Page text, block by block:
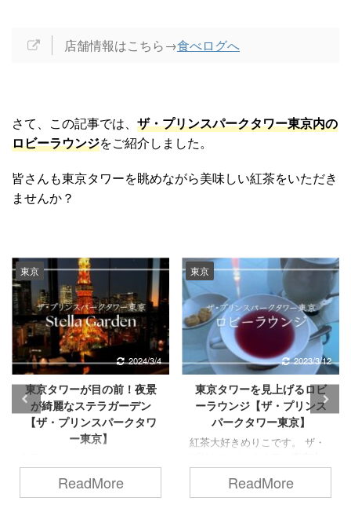
店舗情報はこちら→食べログへ
さて、この記事では、 ザ・プリンスパークタワー東京内の
ロビーラウンジをご紹介しました。
皆さんも東京タワーを眺めながら美味しい紅茶をいただき
ませんか？
東京
2023/3/12
東京タワーを見上げるロビ
ーラウンジ【ザ・プリンス
パークタワー東京】
紅茶大好きめりこです。 ザ・
のロビーラウンジで、ゆった
りとティータイムを過ごして
きたので、その様子をレポし
ReadMore
東京
2023/3/12
景色が最高な朝食ビュッフ
ェ（スカイバンケット）
【ザ・プリンスパークタワ
ー東京】
の楽しみのひとつがホテルの
朝食ビュッフェ！ せっかくな
ら美味しい料理を眺めの良い
ReadMore